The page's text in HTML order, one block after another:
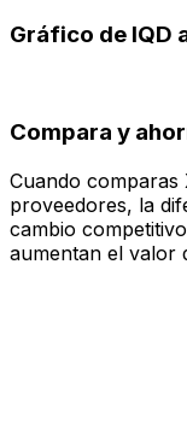
Gráfico de IQD
Compara y
Cuando
proveedores, la
cambio
aumentan el valor